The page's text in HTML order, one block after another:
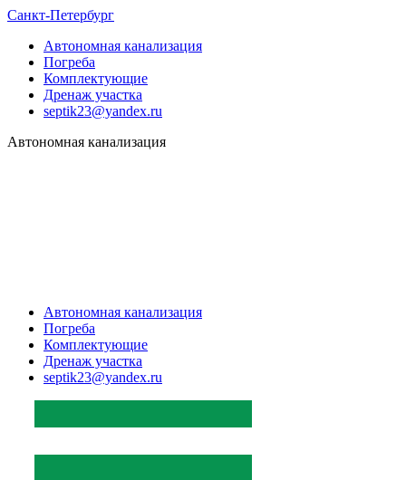
Санкт-Петербург
Автономная канализация
Погреба
Комплектующие
Дренаж участка
septik23@yandex.ru
Автономная канализация
Автономная канализация
Погреба
Комплектующие
Дренаж участка
septik23@yandex.ru